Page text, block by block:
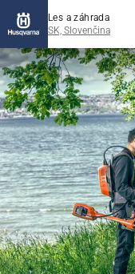
Les a záhrada
SK, Slovenčina